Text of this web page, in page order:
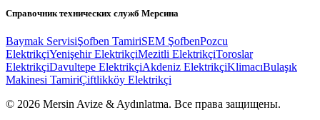
Справочник технических служб Мерсина
Baymak ServisiŞofben TamiriSEM ŞofbenPozcu
ElektrikçiYenişehir ElektrikçiMezitli ElektrikçiToroslar
ElektrikçiDavultepe ElektrikçiAkdeniz ElektrikçiKlimacıBulaşık
Makinesi TamiriÇiftlikköy Elektrikçi
© 2026 Mersin Avize & Aydınlatma. Все права защищены.